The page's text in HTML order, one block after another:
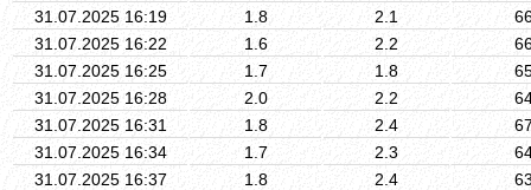
31.07.2025 16:19
1.8 2.1
31.07.2025 16:22
1.6 2.2
31.07.2025 16:25
1.7 1.8
31.07.2025 16:28
2.0 2.2
31.07.2025 16:31
1.8 2.4
31.07.2025 16:34
1.7 2.3
31.07.2025 16:37
1.8 2.4